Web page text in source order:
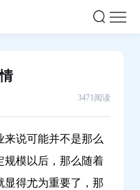
3471阅读
说可能并不是那么
规模以后，那么随着
显得尤为重要了，那